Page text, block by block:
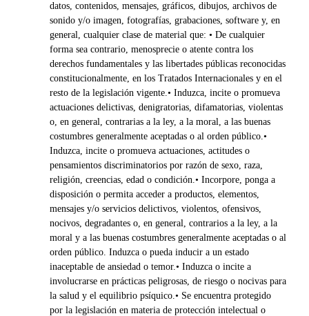
datos, contenidos, mensajes, gráficos, dibujos, archivos de
sonido y/o imagen, fotografías, grabaciones, software y, en
general, cualquier clase de material que: • De cualquier
forma sea contrario, menosprecie o atente contra los
derechos fundamentales y las libertades públicas reconocidas
constitucionalmente, en los Tratados Internacionales y en el
resto de la legislación vigente.• Induzca, incite o promueva
actuaciones delictivas, denigratorias, difamatorias, violentas
o, en general, contrarias a la ley, a la moral, a las buenas
costumbres generalmente aceptadas o al orden público.•
Induzca, incite o promueva actuaciones, actitudes o
pensamientos discriminatorios por razón de sexo, raza,
religión, creencias, edad o condición.• Incorpore, ponga a
disposición o permita acceder a productos, elementos,
mensajes y/o servicios delictivos, violentos, ofensivos,
nocivos, degradantes o, en general, contrarios a la ley, a la
moral y a las buenas costumbres generalmente aceptadas o al
orden público. Induzca o pueda inducir a un estado
inaceptable de ansiedad o temor.• Induzca o incite a
involucrarse en prácticas peligrosas, de riesgo o nocivas para
la salud y el equilibrio psíquico.• Se encuentra protegido
por la legislación en materia de protección intelectual o